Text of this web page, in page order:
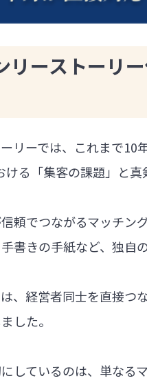
リーストーリ
リーでは、これまで10
る「集客の課題」と真
頼でつながるマッチン
書きの手紙など、独自
、経営者同士を直接つ
した。
しているのは、単なる